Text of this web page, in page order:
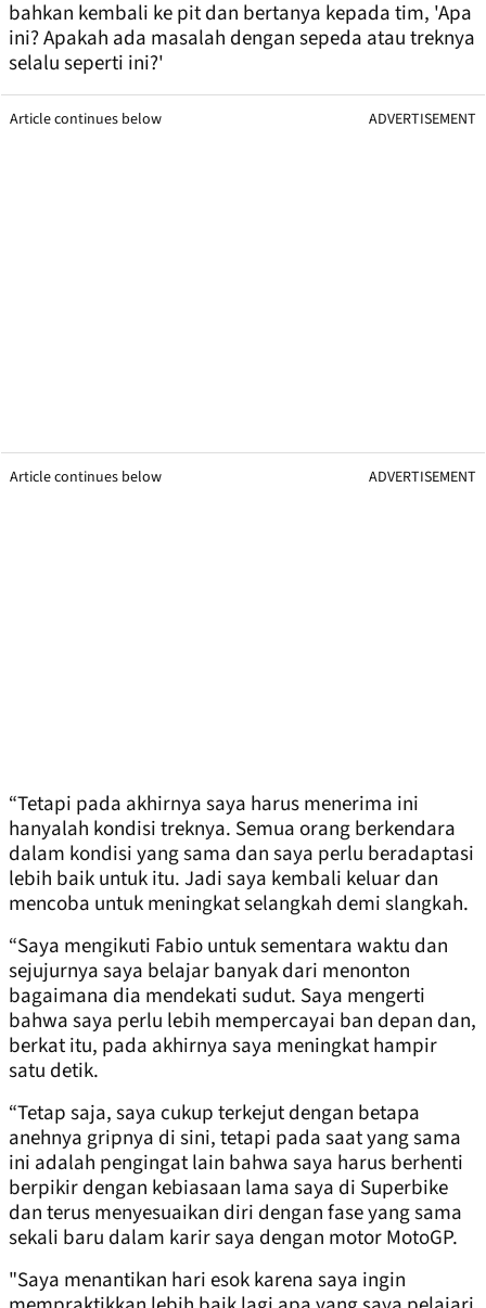
bahkan kembali ke pit dan bertanya kepada tim, 'Apa
ini? Apakah ada masalah dengan sepeda atau treknya
selalu seperti ini?'
Article continues below ADVERTISEMENT
Article continues below ADVERTISEMENT
“Tetapi pada akhirnya saya harus menerima ini
hanyalah kondisi treknya. Semua orang berkendara
dalam kondisi yang sama dan saya perlu beradaptasi
lebih baik untuk itu. Jadi saya kembali keluar dan
mencoba untuk meningkat selangkah demi slangkah.
“Saya mengikuti Fabio untuk sementara waktu dan
sejujurnya saya belajar banyak dari menonton
bagaimana dia mendekati sudut. Saya mengerti
bahwa saya perlu lebih mempercayai ban depan dan,
berkat itu, pada akhirnya saya meningkat hampir
satu detik.
“Tetap saja, saya cukup terkejut dengan betapa
anehnya gripnya di sini, tetapi pada saat yang sama
ini adalah pengingat lain bahwa saya harus berhenti
berpikir dengan kebiasaan lama saya di Superbike
dan terus menyesuaikan diri dengan fase yang sama
sekali baru dalam karir saya dengan motor MotoGP.
"Saya menantikan hari esok karena saya ingin